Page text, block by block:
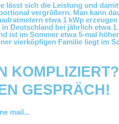
lässt sich die Leistung und
vergrößern. Man kann
etwa 1 kWp
Deutschland bei jährlich etwa
ist im Sommer etwa 5-mal
vierköpfigen Familie liegt im
GESPRÄCH!
mail...